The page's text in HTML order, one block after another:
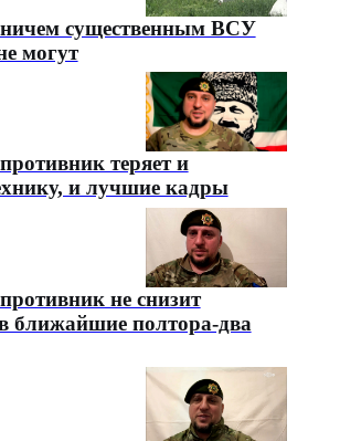
существенным ВСУ
могут
теряет и
и лучшие кадры
не снизит
ближайшие полтора-два